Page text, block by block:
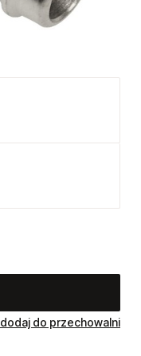
dodaj do przechowalni